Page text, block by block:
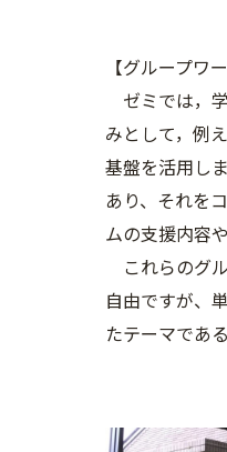
【グループワ
ゼミでは，
みとして，例
基盤を活用し
あり、それを
ムの支援内容
これらのグ
自由ですが、
たテーマであ